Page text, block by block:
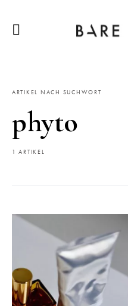
ARTIKEL NACH SUCHWORT
phyto
1 ARTIKEL